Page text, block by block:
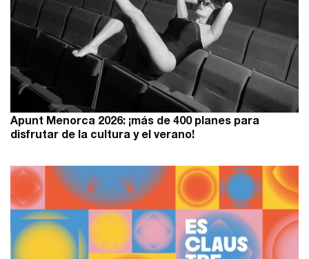
Apunt Menorca 2026: ¡más de 400 planes para
disfrutar de la cultura y el verano!